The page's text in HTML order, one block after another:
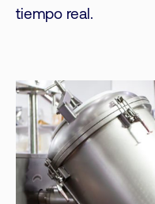
tiempo real.